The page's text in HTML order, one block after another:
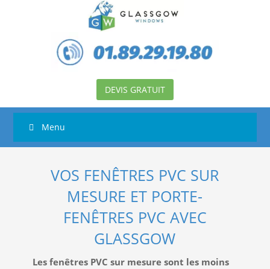
DEVIS GRATUIT
Menu
VOS FENÊTRES PVC SUR
MESURE ET PORTE-
FENÊTRES PVC AVEC
GLASSGOW
Les fenêtres PVC sur mesure sont les moins